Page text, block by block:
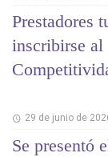
Prestadores
inscribirse
29 de junio de
Se presentó